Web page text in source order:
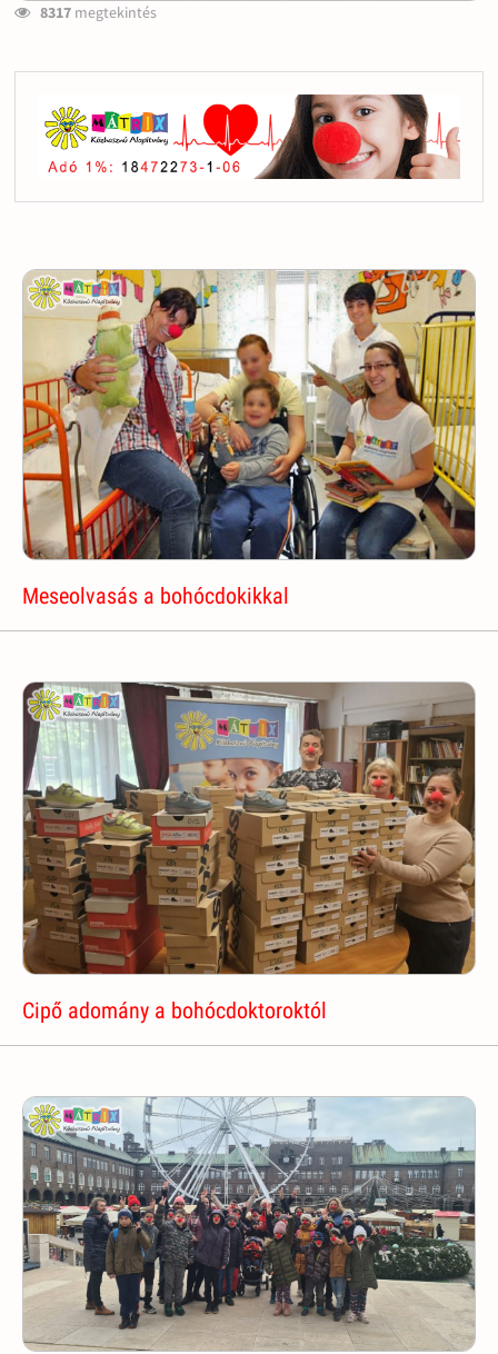
8317megtekintés
Meseolvasás a bohócdokikkal
Cipő adomány a bohócdoktoroktól